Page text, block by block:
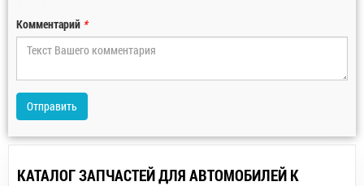
Комментарий *
Отправить
КАТАЛОГ ЗАПЧАСТЕЙ ДЛЯ АВТОМОБИЛЕЙ К